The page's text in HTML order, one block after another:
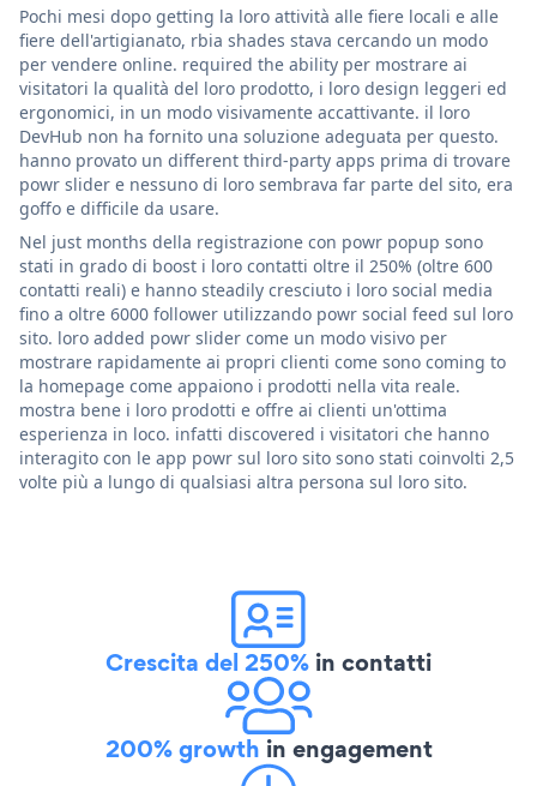
Pochi mesi dopo getting la loro attività alle fiere locali e alle
fiere dell'artigianato, rbia shades stava cercando un modo
per vendere online. required the ability per mostrare ai
visitatori la qualità del loro prodotto, i loro design leggeri ed
ergonomici, in un modo visivamente accattivante. il loro
DevHub non ha fornito una soluzione adeguata per questo.
hanno provato un different third-party apps prima di trovare
powr slider e nessuno di loro sembrava far parte del sito, era
goffo e difficile da usare.
Nel just months della registrazione con powr popup sono
stati in grado di boost i loro contatti oltre il 250% (oltre 600
contatti reali) e hanno steadily cresciuto i loro social media
fino a oltre 6000 follower utilizzando powr social feed sul loro
sito. loro added powr slider come un modo visivo per
mostrare rapidamente ai propri clienti come sono coming to
la homepage come appaiono i prodotti nella vita reale.
mostra bene i loro prodotti e offre ai clienti un'ottima
esperienza in loco. infatti discovered i visitatori che hanno
interagito con le app powr sul loro sito sono stati coinvolti 2,5
volte più a lungo di qualsiasi altra persona sul loro sito.
Crescita del 250% in contatti
200% growth in engagement